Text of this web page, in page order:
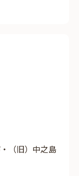
（旧）中之島